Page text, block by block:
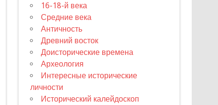
16-18-й века
Средние века
Античность
Древний восток
Доисторические времена
Археология
Интересные исторические
личности
Исторический калейдоскоп